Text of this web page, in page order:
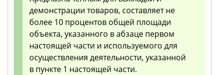
демонстрации товаров, составляет не
более 10 процентов общей площади
объекта, указанного в абзаце первом
настоящей части и используемого для
осуществления деятельности, указанной
в пункте 1 настоящей части.